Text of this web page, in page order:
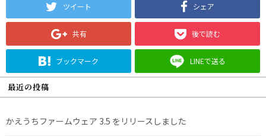
ツイート シェア
共有 後で読む
ブックマーク LINEで送る
最近の投稿
かえうちファームウェア 3.5 をリリースしました